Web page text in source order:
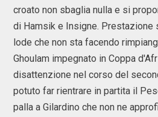
croato non sbaglia nulla e si
di Hamsik e Insigne. Prestazione
lode che non sta facendo
Ghoulam impegnato in Coppa
disattenzione nel corso del
potuto far rientrare in partita il
palla a Gilardino che non ne